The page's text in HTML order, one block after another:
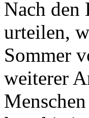
Nach den
urteilen,
Sommer
weiterer